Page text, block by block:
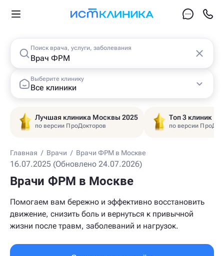
Поиск врача, услуги, заболевания
Выберите клинику
Все клиники
Лучшая клиника Москвы 2025
по версии ПроДокторов
Топ 3 клиник
по версии
Главная / Врачи / Врачи ФРМ в Москве
16.07.2025 (Обновлено 24.07.2026)
Врачи ФРМ в Москве
Помогаем вам бережно и эффективно восстановить
движение, снизить боль и вернуться к привычной
жизни после травм, заболеваний и нагрузок.